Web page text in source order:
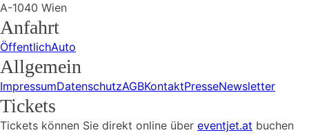
A-1040 Wien
Anfahrt
ÖffentlichAuto
Allgemein
ImpressumDatenschutzAGBKontaktPresseNewsletter
Tickets
Tickets können Sie direkt online über eventjet.at buchen